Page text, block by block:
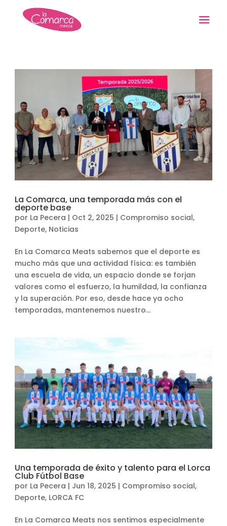
La Comarca, una temporada más con el
deporte base
por La Pecera | Oct 2, 2025 | Compromiso social,
Deporte, Noticias
En La Comarca Meats sabemos que el deporte es
mucho más que una actividad física: es también
una escuela de vida, un espacio donde se forjan
valores como el esfuerzo, la humildad, la confianza
y la superación. Por eso, desde hace ya ocho
temporadas, mantenemos nuestro...
Una temporada de éxito y talento para el Lorca
Club Fútbol Base
por La Pecera | Jun 18, 2025 | Compromiso social,
Deporte, LORCA FC
En La Comarca Meats nos sentimos especialmente